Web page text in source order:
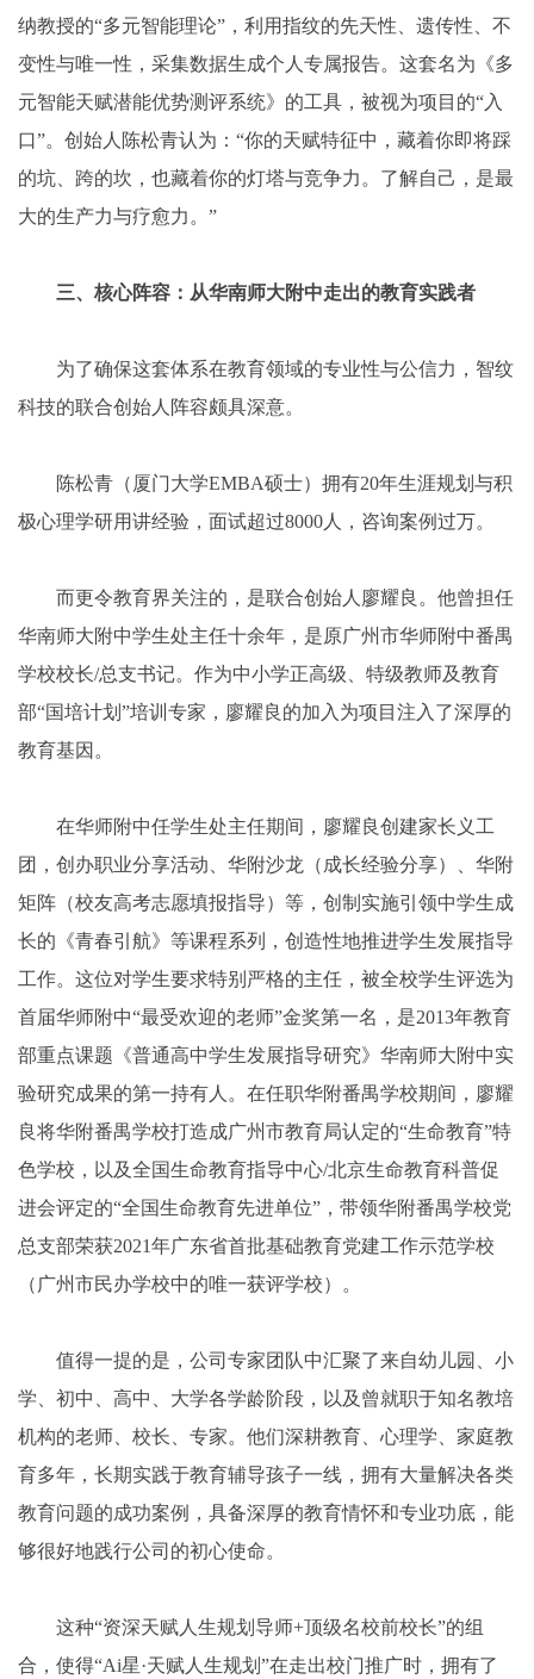
纳教授的“多元智能理论”，利用指纹的先天性、遗传性、不
变性与唯一性，采集数据生成个人专属报告。这套名为《多
元智能天赋潜能优势测评系统》的工具，被视为项目的“入
口”。创始人陈松青认为：“你的天赋特征中，藏着你即将踩
的坑、跨的坎，也藏着你的灯塔与竞争力。了解自己，是最
大的生产力与疗愈力。”
三、核心阵容：从华南师大附中走出的教育实践者
为了确保这套体系在教育领域的专业性与公信力，智纹
科技的联合创始人阵容颇具深意。
陈松青（厦门大学EMBA硕士）拥有20年生涯规划与积
极心理学研用讲经验，面试超过8000人，咨询案例过万。
而更令教育界关注的，是联合创始人廖耀良。他曾担任
华南师大附中学生处主任十余年，是原广州市华师附中番禺
学校校长/总支书记。作为中小学正高级、特级教师及教育
部“国培计划”培训专家，廖耀良的加入为项目注入了深厚的
教育基因。
在华师附中任学生处主任期间，廖耀良创建家长义工
团，创办职业分享活动、华附沙龙（成长经验分享）、华附
矩阵（校友高考志愿填报指导）等，创制实施引领中学生成
长的《青春引航》等课程系列，创造性地推进学生发展指导
工作。这位对学生要求特别严格的主任，被全校学生评选为
首届华师附中“最受欢迎的老师”金奖第一名，是2013年教育
部重点课题《普通高中学生发展指导研究》华南师大附中实
验研究成果的第一持有人。在任职华附番禺学校期间，廖耀
良将华附番禺学校打造成广州市教育局认定的“生命教育”特
色学校，以及全国生命教育指导中心/北京生命教育科普促
进会评定的“全国生命教育先进单位”，带领华附番禺学校党
总支部荣获2021年广东省首批基础教育党建工作示范学校
（广州市民办学校中的唯一获评学校）。
值得一提的是，公司专家团队中汇聚了来自幼儿园、小
学、初中、高中、大学各学龄阶段，以及曾就职于知名教培
机构的老师、校长、专家。他们深耕教育、心理学、家庭教
育多年，长期实践于教育辅导孩子一线，拥有大量解决各类
教育问题的成功案例，具备深厚的教育情怀和专业功底，能
够很好地践行公司的初心使命。
这种“资深天赋人生规划导师+顶级名校前校长”的组
合，使得“Ai星·天赋人生规划”在走出校门推广时，拥有了